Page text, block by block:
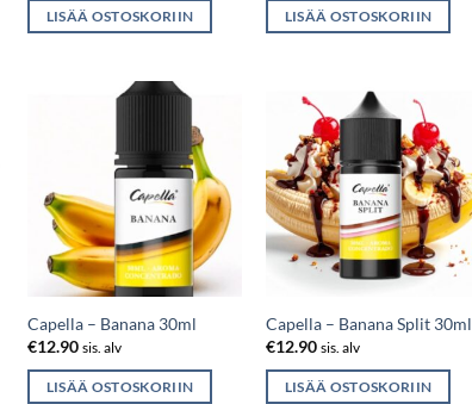
LISÄÄ OSTOSKORIIN LISÄÄ OSTOSKORIIN
Capella – Banana 30ml
€12.90 sis. alv
LISÄÄ OSTOSKORIIN
Capella – Banana Split 30ml
€12.90 sis. alv
LISÄÄ OSTOSKORIIN